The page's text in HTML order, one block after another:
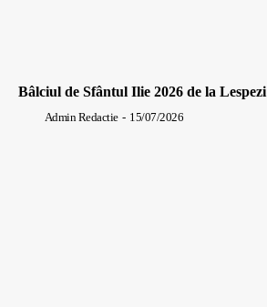
Bâlciul de Sfântul Ilie 2026 de la Lespezi
Admin Redactie - 15/07/2026